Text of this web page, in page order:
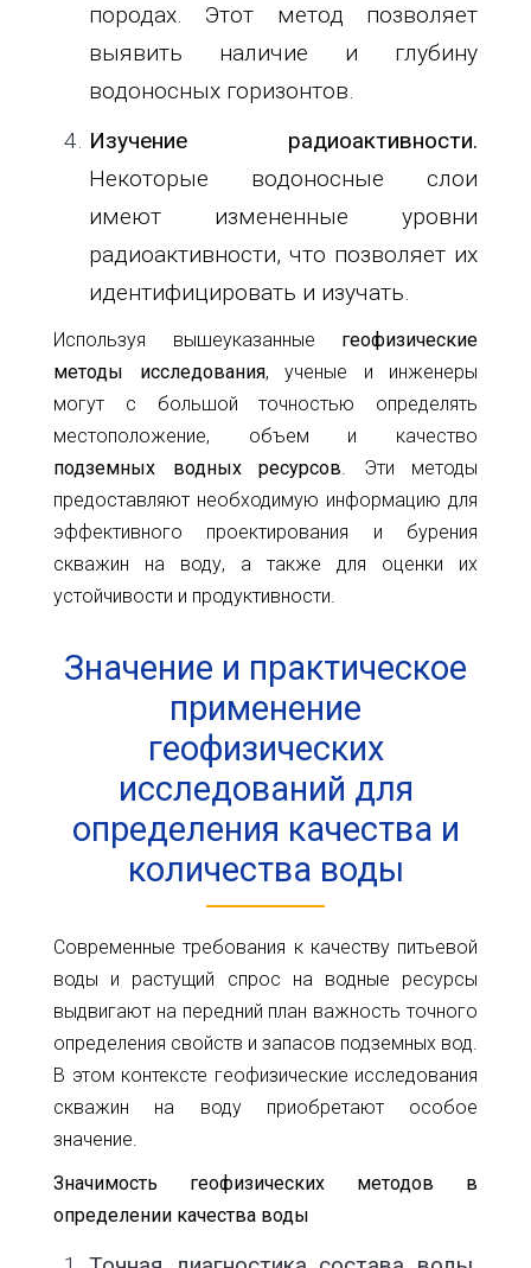
породах. Этот метод позволяет
выявить наличие и глубину
водоносных горизонтов.
Изучение радиоактивности.
Некоторые водоносные слои
имеют измененные уровни
радиоактивности, что позволяет их
идентифицировать и изучать.
Используя вышеуказанные геофизические
методы исследования, ученые и инженеры
могут с большой точностью определять
местоположение, объем и качество
подземных водных ресурсов. Эти методы
предоставляют необходимую информацию для
эффективного проектирования и бурения
скважин на воду, а также для оценки их
устойчивости и продуктивности.
Значение и практическое
применение
геофизических
исследований для
определения качества и
количества воды
Современные требования к качеству питьевой
воды и растущий спрос на водные ресурсы
выдвигают на передний план важность точного
определения свойств и запасов подземных вод.
В этом контексте геофизические исследования
скважин на воду приобретают особое
значение.
Значимость геофизических методов в
определении качества воды